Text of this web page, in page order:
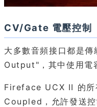
CV/Gate 電壓控制
大多數音頻接口都是
Output"，其中使用電
Fireface UCX II 的
Coupled，允許發送